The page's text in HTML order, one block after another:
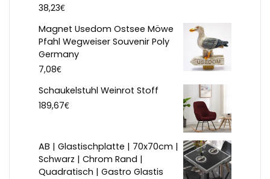
38,23€
Magnet Usedom Ostsee Möwe
Pfahl Wegweiser Souvenir Poly
Germany
7,08€
Schaukelstuhl Weinrot Stoff
189,67€
AB | Glastischplatte | 70x70cm |
Schwarz | Chrom Rand |
Quadratisch | Gastro Glastis